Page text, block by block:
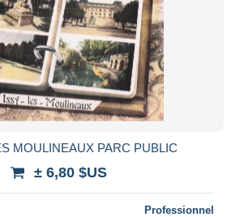
MOULINEAUX PARC PUBLIC
± 6,80 $US
Professionnel